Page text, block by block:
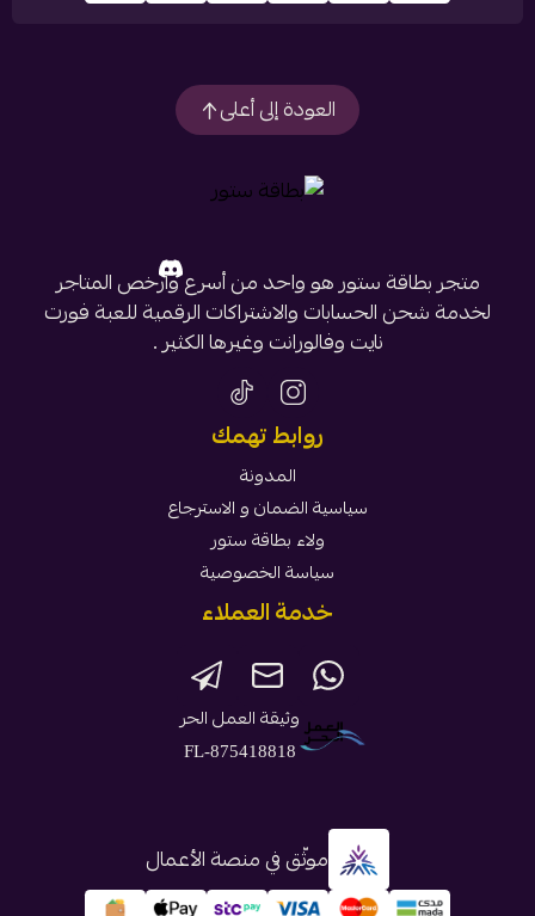
العودة إلى أعلى
متجر بطاقة ستور هو واحد من أسرع وأرخص المتاجر
لخدمة شحن الحسابات والاشتراكات الرقمية للعبة فورت
نايت وفالورانت وغيرها الكثير .
روابط تهمك
المدونة
سياسية الضمان و الاسترجاع
ولاء بطاقة ستور
سياسة الخصوصية
خدمة العملاء
وثيقة العمل الحر
FL-875418818
موثّق في منصة الأعمال